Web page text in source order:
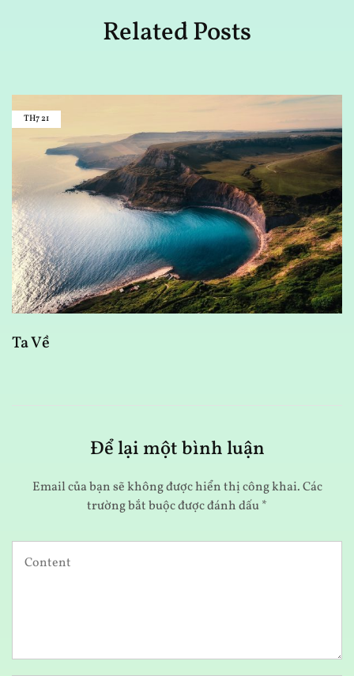
Related Posts
TH721
Ta Về
Để lại một bình luận
Email của bạn sẽ không được hiển thị công khai.Các
trường bắt buộc được đánh dấu*